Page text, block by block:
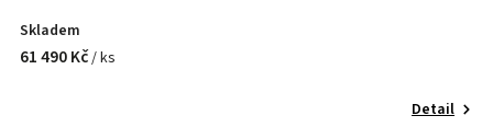
Skladem
61 490 Kč/ ks
Detail